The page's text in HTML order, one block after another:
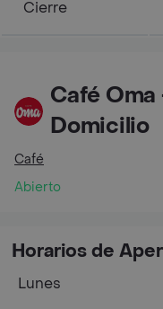
Cierre
Café
Domicilio
Café
Abierto
Horarios de
Lunes